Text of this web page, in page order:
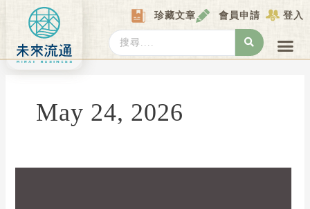
content
珍藏文章 會員申請 登入
Search
...
May 24, 2026